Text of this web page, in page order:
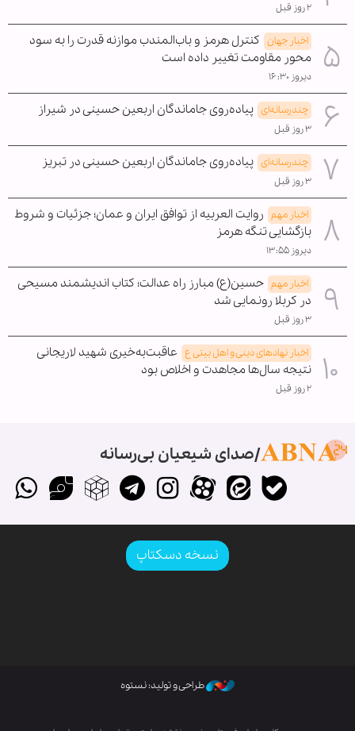
۲ روز قبل
اخبار جهان کنترل هرمز و باب‌المندب موازنه قدرت را به سود
محور مقاومت تغییر داده است
دیروز ۱۶:۳۰
چندرسانه‌ای پیاده‌روی جاماندگان اربعین حسینی در شیراز
۳ روز قبل
چندرسانه‌ای پیاده‌روی جاماندگان اربعین حسینی در تبریز
۳ روز قبل
اخبار مهم روایت العربیه از توافق ایران و عمان؛ جزئیات و شروط
بازگشایی تنگه هرمز
دیروز ۱۳:۵۵
اخبار مهم حسین(ع) مبارز راه عدالت؛ کتاب اندیشمند مسیحی
در کربلا رونمایی شد
۳ روز قبل
اخبار نهادهای دینی و اهل بیتی ع عاقبت‌به‌خیری شهید لاریجانی
نتیجه سال‌ها مجاهدت و اخلاص بود
۲ روز قبل
صدای شیعیان بی‌رسانه
نسخه دسکتاپ
طراحی و تولید: نستوه